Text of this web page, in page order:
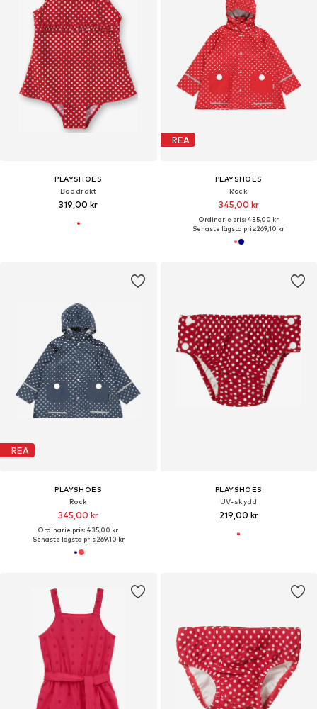
PLAYSHOES
Baddräkt
319,00 kr
REA
PLAYSHOES
Rock
345,00 kr
Ordinarie pris: 435,00 kr
Senaste lägsta pris:269,10 kr
REA
PLAYSHOES
Rock
345,00 kr
Ordinarie pris: 435,00 kr
Senaste lägsta pris:269,10 kr
PLAYSHOES
UV-skydd
219,00 kr